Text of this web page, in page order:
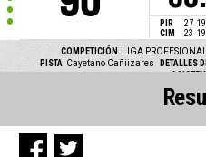
PIR 27 19
CIM
23 19
COMPETICIÓN
LIGA
PISTA Cayetano Cañiizares DETALLES